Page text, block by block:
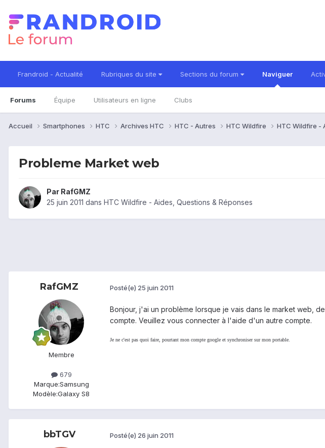
Frandroid - Actualité Rubriques du site Sections du forum Naviguer
Forums Équipe Utilisateurs en ligne Clubs
Accueil Smartphones HTC Archives HTC HTC - Autres HTC Wildfire HTC Wildfire -
Probleme Market web
Par RafGMZ
25 juin 2011 dans HTC Wildfire - Aides, Questions & Réponses
RafGMZ
Membre
679
Marque:Samsung
Modèle:Galaxy S8
Posté(e) 25 juin 2011
Bonjour, j'ai un problème lorsque je vais dans le market web,
compte. Veuillez vous connecter à l'aide d'un autre compte.
Je ne c'est pas quoi faire, pourtant mon compte google et synchroniser sur mon portable.
bbTGV Posté(e) 26 juin 2011